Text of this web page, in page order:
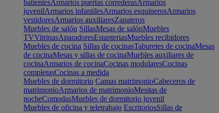
batientesArmarios puertas correderasArmarios
juvenilArmarios infantilesArmarios esquinerosArmarios
vestidoresArmarios auxiliaresZapateros
Muebles de salón SillasMesas de salónMuebles
TVVitrinasAparadoresEstanteriasMuebles recibidores
Muebles de cocina Sillas de cocinasTaburetes de cocinaMesas
de cocinaMesas y sillas de cocinaMuebles auxiliares de
cocinaArmarios de cocinaCocinas modularesCocinas
completasCocinas a medida
Muebles de dormitorio Camas matrimonioCabeceros de
matrimonioArmarios de matrimonioMesitas de
nocheComodasMuebles de dormitorio juvenil
Muebles de oficina y teletrabajo EscritoriosSillas de